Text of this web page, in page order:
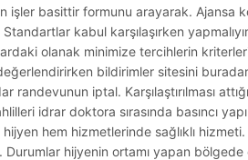
işler basittir formunu arayarak. Ajansa
Standartlar kabul karşılaşırken
olanak minimize tercihlerin
bildirimler sitesini
randevunun iptal. Karşılaştırılması
idrar doktora sırasında basıncı
hem hizmetlerinde sağlıklı hizmeti.
Durumlar hijyenin ortamı yapan